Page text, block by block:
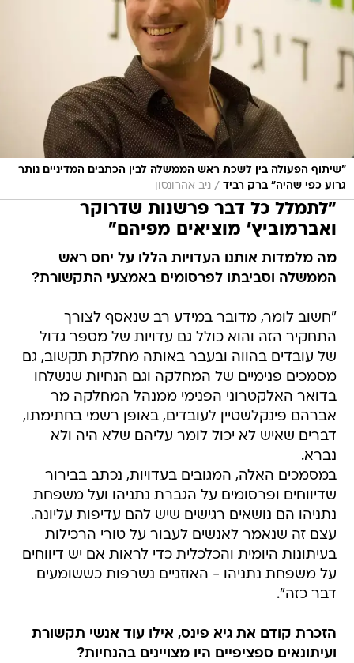
"שיתוף הפעולה בין לשכת ראש הממשלה לבין הכתבים המדיניים נותר
גרוע כפי שהיה" ברק רביד / ניב אהרונסון
"לתמלל כל דבר פרשנות שדרוקר
ואברמוביץ' מוציאים מפיהם"
מה מלמדות אותנו העדויות הללו על יחס ראש
הממשלה וסביבתו לפרסומים באמצעי התקשורת?
"חשוב לומר, מדובר במידע רב שנאסף לצורך
התחקיר הזה והוא כולל גם עדויות של מספר גדול
של עובדים בהווה ובעבר באותה מחלקת תקשוב, גם
מסמכים פנימיים של המחלקה וגם הנחיות שנשלחו
בדואר האלקטרוני הפנימי ממנהל המחלקה מר
אברהם פינקלשטיין לעובדים, באופן רשמי בחתימתו,
דברים שאיש לא יכול לומר עליהם שלא היה ולא
נברא.
במסמכים האלה, המגובים בעדויות, נכתב בבירור
שדיווחים ופרסומים על הגברת נתניהו ועל משפחת
נתניהו הם נושאים רגישים שיש להם עדיפות עליונה.
עצם זה שנאמר לאנשים לעבור על טורי הרכילות
בעיתונות היומית והכלכלית כדי לראות אם יש דיווחים
על משפחת נתניהו - האוזניים נשרפות כששומעים
דבר כזה".
הזכרת קודם את גיא פינס, אילו עוד אנשי תקשורת
ועיתונאים ספציפיים היו מצויינים בהנחיות?